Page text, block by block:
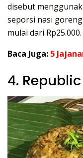
disebut
seporsi nasi
mulai dari Rp25.000.
Baca Juga: 5
4.